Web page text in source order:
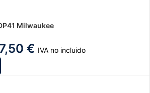
Milwaukee
€ IVA no incluido